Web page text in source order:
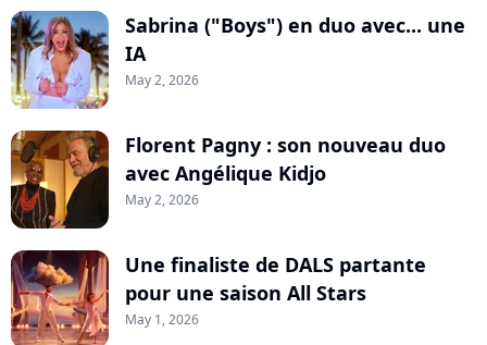
Sabrina ("Boys") en duo avec... une
IA
May 2, 2026
Florent Pagny : son nouveau duo
avec Angélique Kidjo
May 2, 2026
Une finaliste de DALS partante
pour une saison All Stars
May 1, 2026